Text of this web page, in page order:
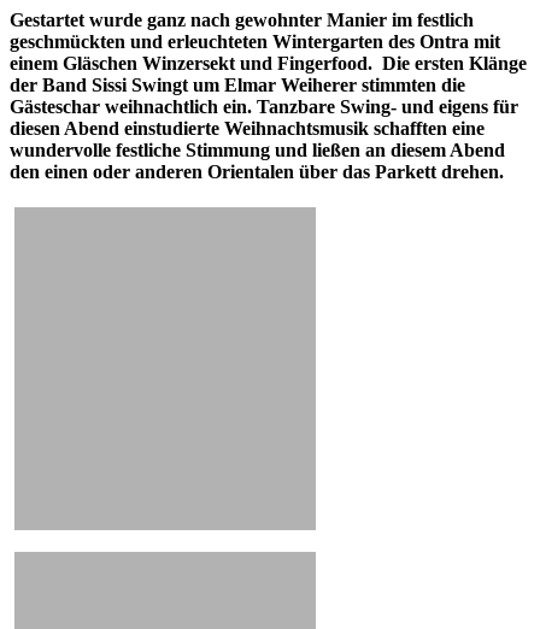
Gestartet wurde ganz nach gewohnter Manier im festlich
geschmückten und erleuchteten Wintergarten des Ontra mit
einem Gläschen Winzersekt und Fingerfood. Die ersten Klänge
der Band Sissi Swingt um Elmar Weiherer stimmten die
Gästeschar weihnachtlich ein. Tanzbare Swing- und eigens für
diesen Abend einstudierte Weihnachtsmusik schafften eine
wundervolle festliche Stimmung und ließen an diesem Abend
den einen oder anderen Orientalen über das Parkett drehen.